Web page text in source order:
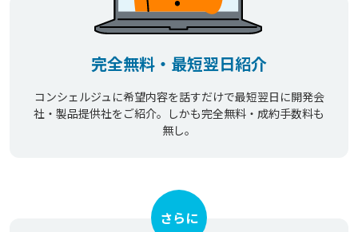
完全無料・最短翌日紹介
コンシェルジュに希望内容を話すだけで最短翌日に開発会
社・製品提供社をご紹介。しかも完全無料・成約手数料も
無し。
さらに